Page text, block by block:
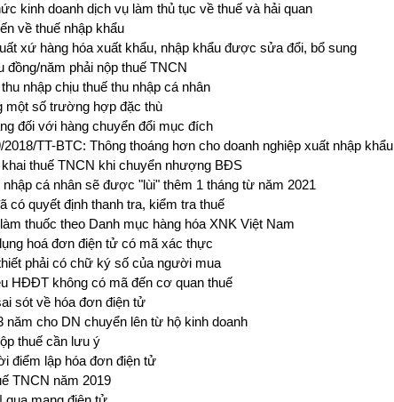
kinh doanh dịch vụ làm thủ tục về thuế và hải quan
về thuế nhập khẩu
xứ hàng hóa xuất khẩu, nhập khẩu được sửa đổi, bổ sung
đồng/năm phải nộp thuế TNCN
nhập chịu thuế thu nhập cá nhân
một số trường hợp đặc thù
đối với hàng chuyển đổi mục đích
TT-BTC: Thông thoáng hơn cho doanh nghiệp xuất nhập khẩu
thuế TNCN khi chuyển nhượng BĐS
cá nhân sẽ được "lùi" thêm 1 tháng từ năm 2021
có quyết định thanh tra, kiểm tra thuế
thuốc theo Danh mục hàng hóa XNK Việt Nam
hoá đơn điện tử có mã xác thực
phải có chữ ký số của người mua
HĐĐT không có mã đến cơ quan thuế
sót về hóa đơn điện tử
năm cho DN chuyển lên từ hộ kinh doanh
thuế cần lưu ý
điểm lập hóa đơn điện tử
TNCN năm 2019